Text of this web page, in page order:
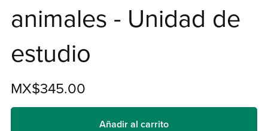
animales - Unidad de
estudio
MX$345.00
Añadir al carrito